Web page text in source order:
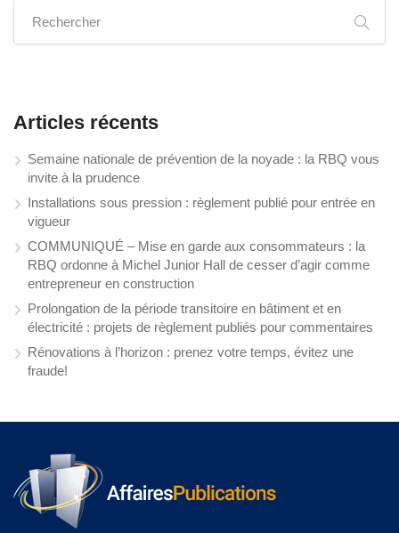
Articles récents
Semaine nationale de prévention de la noyade : la RBQ vous
invite à la prudence
Installations sous pression : règlement publié pour entrée en
vigueur
COMMUNIQUÉ – Mise en garde aux consommateurs : la
RBQ ordonne à Michel Junior Hall de cesser d’agir comme
entrepreneur en construction
Prolongation de la période transitoire en bâtiment et en
électricité : projets de règlement publiés pour commentaires
Rénovations à l’horizon : prenez votre temps, évitez une
fraude!